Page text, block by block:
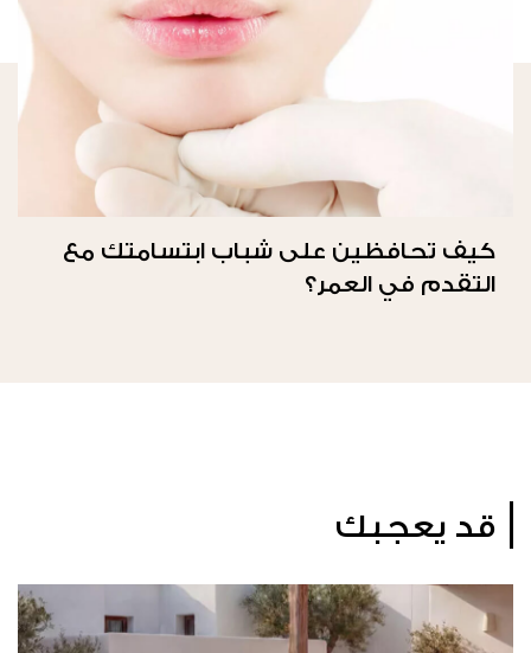
كيف تحافظين على شباب ابتسامتك مع
التقدم في العمر؟
قد يعجبك